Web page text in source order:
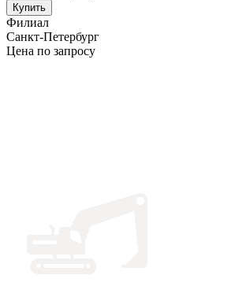
Купить
Филиал
Санкт-Петербург
Цена по запросу